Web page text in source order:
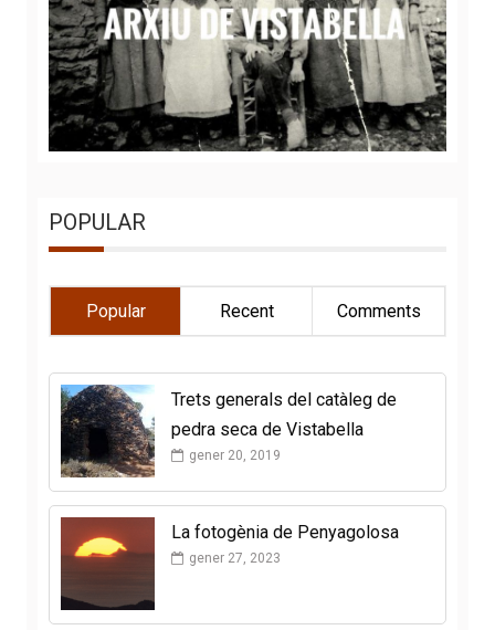
POPULAR
Popular Recent Comments
Trets generals del catàleg de
pedra seca de Vistabella
gener 20, 2019
La fotogènia de Penyagolosa
gener 27, 2023